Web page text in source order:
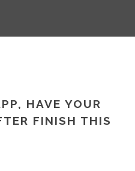
HAVE YOUR
FINISH THIS